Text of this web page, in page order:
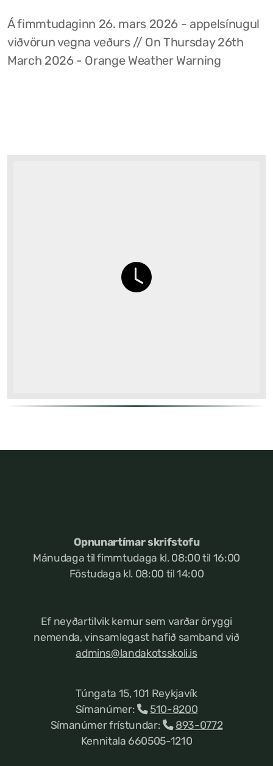
Á fimmtudaginn 26. mars 2026 - appelsínugul
viðvörun vegna veðurs // On Thursday 26th
March 2026 - Orange Weather Warning
Opnunartímar skrifstofu
Mánudaga til fimmtudaga kl. 08:00 til 16:00
Föstudaga kl. 08:00 til 14:00
Ef neyðartilvik kemur sem varðar öryggi
nemenda, vinsamlegast hafið samband við
admins@landakotsskoli.is
Túngata 15, 101 Reykjavík
Símanúmer:
510-8200
Símanúmer frístundar:
893-0772
Kennitala 660505-1210